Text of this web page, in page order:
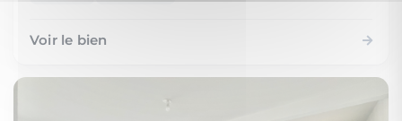
Voir le bien